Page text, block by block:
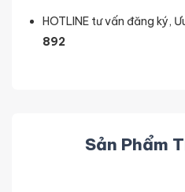
HOTLINE tư vấn đăng ký,
892
Sản Phẩm